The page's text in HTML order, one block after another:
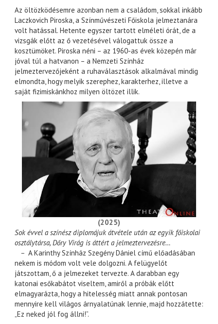
Az öltözködésemre azonban nem a családom, sokkal inkább
Laczkovich Piroska, a Színművészeti Főiskola jelmeztanára
volt hatással. Hetente egyszer tartott elméleti órát, de a
vizsgák előtt az ő vezetésével válogattuk össze a
kosztümöket. Piroska néni – az 1960-as évek közepén már
jóval túl a hatvanon – a Nemzeti Színház
jelmeztervezőjeként a ruhaválasztások alkalmával mindig
elmondta, hogy melyik szerephez, karakterhez, illetve a
saját fizimiskánkhoz milyen öltözet illik.
(2025)
Sok évvel a színész diplomájuk átvétele után az egyik főiskolai
osztálytársa, Dőry Virág is áttért a jelmeztervezésre…
– A Karinthy Színház Szegény Dániel című előadásában
nekem is módom volt vele dolgozni. A felügyelőt
játszottam, ő a jelmezeket tervezte. A darabban egy
katonai esőkabátot viseltem, amiről a próbák előtt
elmagyarázta, hogy a hitelesség miatt annak pontosan
mennyire kell világos árnyalatúnak lennie, majd hozzátette:
„Ez neked jól fog állni!”.